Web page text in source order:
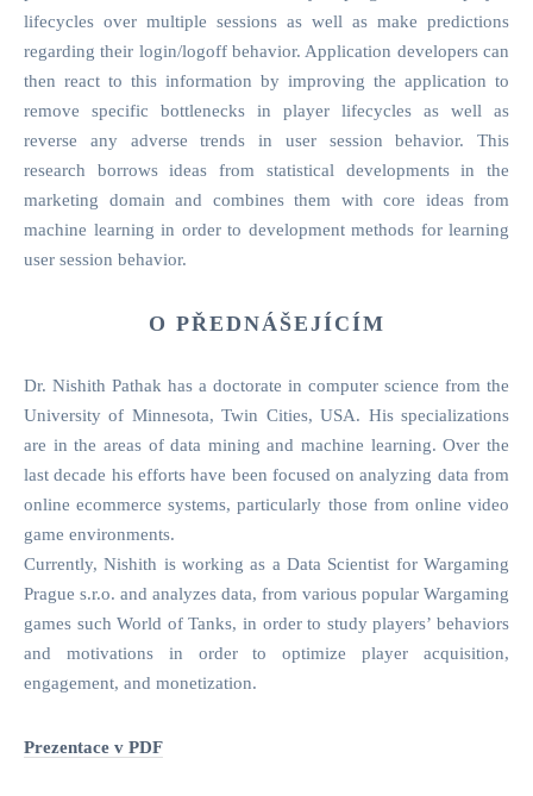
lifecycles over multiple sessions as well as make predictions
regarding their login/logoff behavior. Application developers can
then react to this information by improving the application to
remove specific bottlenecks in player lifecycles as well as
reverse any adverse trends in user session behavior. This
research borrows ideas from statistical developments in the
marketing domain and combines them with core ideas from
machine learning in order to development methods for learning
user session behavior.
O PŘEDNÁŠEJÍCÍM
Dr. Nishith Pathak has a doctorate in computer science from the
University of Minnesota, Twin Cities, USA. His specializations
are in the areas of data mining and machine learning. Over the
last decade his efforts have been focused on analyzing data from
online ecommerce systems, particularly those from online video
game environments.
Currently, Nishith is working as a Data Scientist for Wargaming
Prague s.r.o. and analyzes data, from various popular Wargaming
games such World of Tanks, in order to study players’ behaviors
and motivations in order to optimize player acquisition,
engagement, and monetization.
Prezentace v PDF